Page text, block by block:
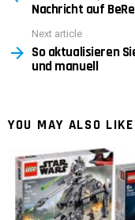
Nachricht auf
Next article
So aktualisieren
und manuell
YOU MAY ALSO LIKE